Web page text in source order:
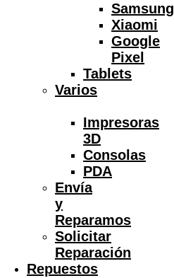
Samsung
Xiaomi
Google
Pixel
Tablets
Varios
Impresoras
3D
Consolas
PDA
Envía
y
Reparamos
Solicitar
Reparación
Repuestos